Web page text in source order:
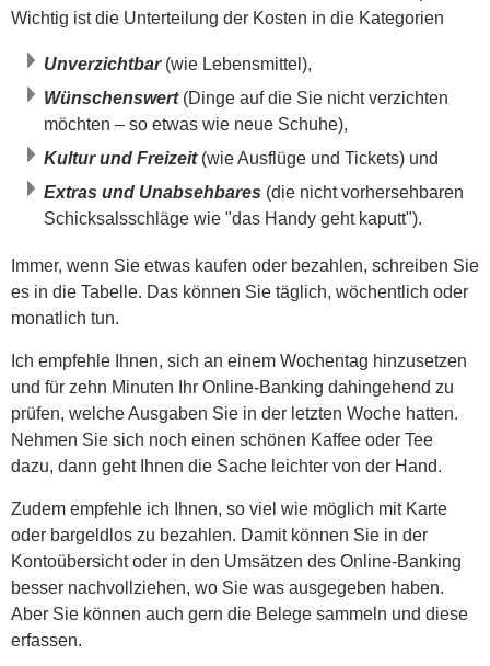
Wichtig ist die Unterteilung der Kosten in die Kategorien
Unverzichtbar (wie Lebensmittel),
Wünschenswert (Dinge auf die Sie nicht verzichten
möchten – so etwas wie neue Schuhe),
Kultur und Freizeit(wie Ausflüge und Tickets) und
Extras und Unabsehbares (die nicht vorhersehbaren
Schicksalsschläge wie "das Handy geht kaputt").
Immer, wenn Sie etwas kaufen oder bezahlen, schreiben Sie
es in die Tabelle. Das können Sie täglich, wöchentlich oder
monatlich tun.
Ich empfehle Ihnen, sich an einem Wochentag hinzusetzen
und für zehn Minuten Ihr Online-Banking dahingehend zu
prüfen, welche Ausgaben Sie in der letzten Woche hatten.
Nehmen Sie sich noch einen schönen Kaffee oder Tee
dazu, dann geht Ihnen die Sache leichter von der Hand.
Zudem empfehle ich Ihnen, so viel wie möglich mit Karte
oder bargeldlos zu bezahlen. Damit können Sie in der
Kontoübersicht oder in den Umsätzen des Online-Banking
besser nachvollziehen, wo Sie was ausgegeben haben.
Aber Sie können auch gern die Belege sammeln und diese
erfassen.